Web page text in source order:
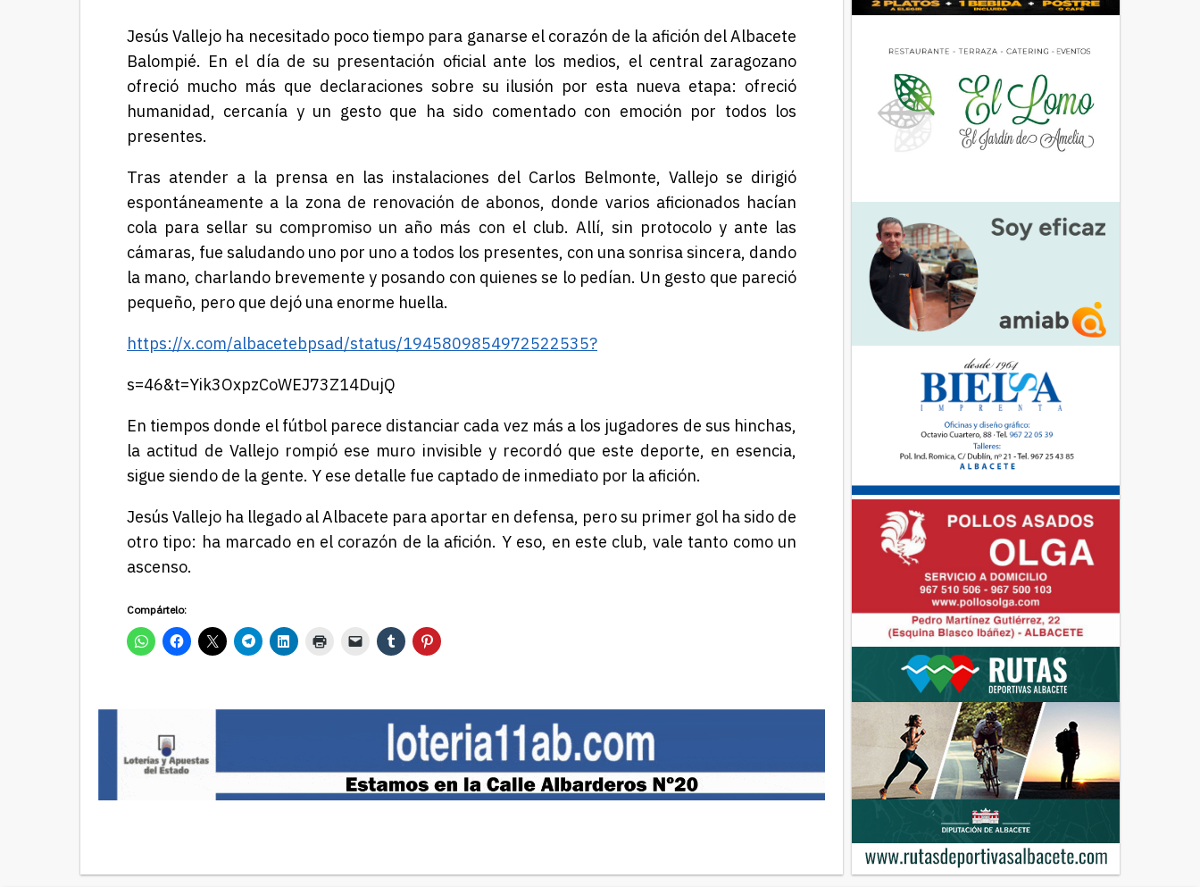
Jesús Vallejo ha necesitado poco tiempo para ganarse el corazón de la afición del Albacete
Balompié. En el día de su presentación oficial ante los medios, el central zaragozano
ofreció mucho más que declaraciones sobre su ilusión por esta nueva etapa: ofreció
humanidad, cercanía y un gesto que ha sido comentado con emoción por todos los
presentes.
Tras atender a la prensa en las instalaciones del Carlos Belmonte, Vallejo se dirigió
espontáneamente a la zona de renovación de abonos, donde varios aficionados hacían
cola para sellar su compromiso un año más con el club. Allí, sin protocolo y ante las
cámaras, fue saludando uno por uno a todos los presentes, con una sonrisa sincera, dando
la mano, charlando brevemente y posando con quienes se lo pedían. Un gesto que pareció
pequeño, pero que dejó una enorme huella.
https://x.com/albacetebpsad/status/1945809854972522535?
s=46&t=Yik3OxpzCoWEJ73Z14DujQ
En tiempos donde el fútbol parece distanciar cada vez más a los jugadores de sus hinchas,
la actitud de Vallejo rompió ese muro invisible y recordó que este deporte, en esencia,
sigue siendo de la gente. Y ese detalle fue captado de inmediato por la afición.
Jesús Vallejo ha llegado al Albacete para aportar en defensa, pero su primer gol ha sido de
otro tipo: ha marcado en el corazón de la afición. Y eso, en este club, vale tanto como un
ascenso.
Compártelo: